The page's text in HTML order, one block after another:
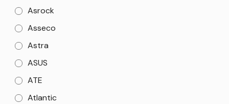
Asrock
Asseco
Astra
ASUS
ATE
Atlantic